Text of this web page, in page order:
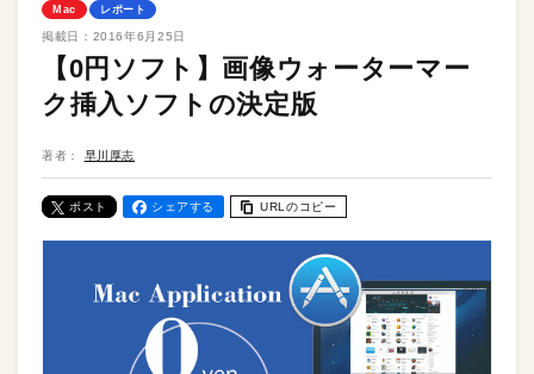
Mac レポート
掲載日： 2016年6月25日
【0円ソフト】画像ウォーターマー
ク挿入ソフトの決定版
著者： 早川厚志
ポスト シェアする URLのコピー